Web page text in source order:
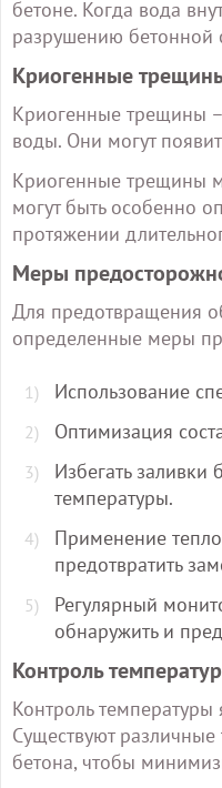
бетоне. Когда вода
разрушению бетонной
Криогенные
Криогенные трещины
воды. Они могут
Криогенные трещины
могут быть особенно
протяжении
Меры
Для предотвращения
определенные меры
Использование
Оптимизация
Избегать
температуры.
Применение
предотвратить
Регулярный
обнаружить и
Контроль
Контроль
Существуют
бетона, чтобы